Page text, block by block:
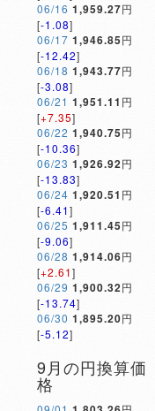
06/16 1,959.27円
[-1.08]
06/17 1,946.85円
[-12.42]
06/18 1,943.77円
[-3.08]
06/21 1,951.11 円
[+7.35]
06/22 1,940.75円
[-10.36]
06/23 1,926.92円
[-13.83]
06/24 1,920.51 円
[-6.41]
06/25 1,911.45円
[-9.06]
06/28 1,914.06円
[+2.61]
06/29 1,900.32円
[-13.74]
06/30 1,895.20円
[-5.12]
9月の円換算価
格